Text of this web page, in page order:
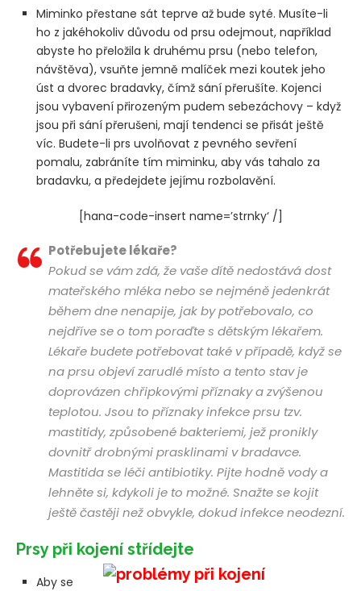
Miminko přestane sát teprve až bude syté. Musíte-li
ho z jakéhokoliv důvodu od prsu odejmout, například
abyste ho přeložila k druhému prsu (nebo telefon,
návštěva), vsuňte jemně malíček mezi koutek jeho
úst a dvorec bradavky, čímž sání přerušíte. Kojenci
jsou vybavení přirozeným pudem sebezáchovy – když
jsou při sání přerušeni, mají tendenci se přisát ještě
víc. Budete-li prs uvolňovat z pevného sevření
pomalu, zabráníte tím miminku, aby vás tahalo za
bradavku, a předejdete jejímu rozbolavění.
[hana-code-insert name=’strnky‘ /]
Potřebujete lékaře?
Pokud se vám zdá, že vaše dítě nedostává dost
mateřského mléka nebo se nejméně jedenkrát
během dne nenapije, jak by potřebovalo, co
nejdříve se o tom poraďte s dětským lékařem.
Lékaře budete potřebovat také v případě, když se
na prsu objeví zarudlé místo a tento stav je
doprovázen chřipkovými příznaky a zvýšenou
teplotou. Jsou to příznaky infekce prsu tzv.
mastitidy, způsobené bakteriemi, jež pronikly
dovnitř drobnými prasklinami v bradavce.
Mastitida se léči antibiotiky. Pijte hodně vody a
lehněte si, kdykoli je to možné. Snažte se kojit
ještě častěji než obvykle, dokud infekce neodezní.
Prsy při kojení střídejte
Aby se